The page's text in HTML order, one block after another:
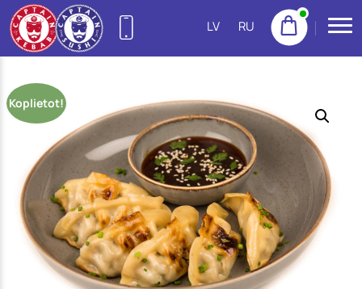
(Purvciems)
22155533
(Pļavnieki)
23222300
(Imanta)
20665777
(Jugla)
22158888
(Centrs)
LV RU
Koplietot!